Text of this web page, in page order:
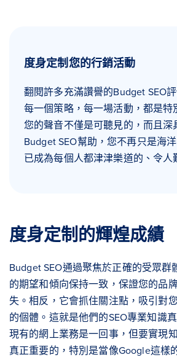
度身定制的輝煌成績
Budget SEO通過聚焦於正確的受眾群
的期望和傾向保持一致，保證您的品
失。相反，它會抓住關注點，吸引對
的個體。這就是他們的SEO專業知識
現有的網上業務是一回事，但要實現
真正重要的，特別是當像Google這樣
度身定制您的行銷活動
翻閱許多充滿讚譽的Budget SEO
每一個策略，每一場活動，都是特
您的聲音不僅是可聽見的，而且深
Budget SEO幫助，您不再只是海
已成為每個人都津津樂道的、令人